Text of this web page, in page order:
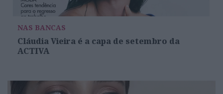
NAS BANCAS
Cláudia Vieira é a capa de setembro da
ACTIVA